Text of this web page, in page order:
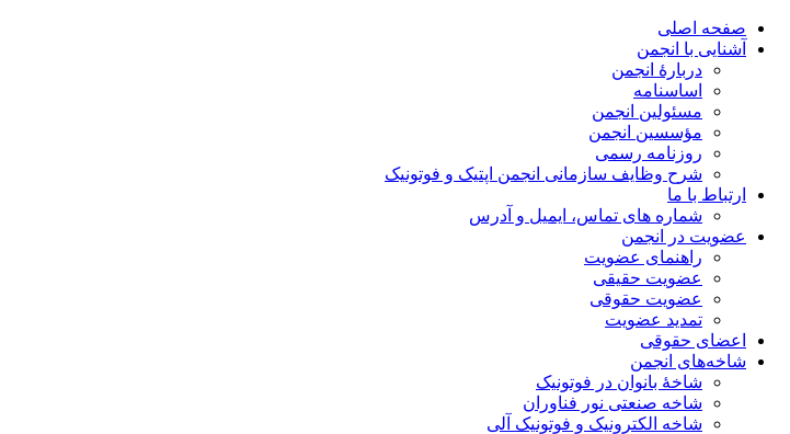
صفحه اصلی
آشنایی با انجمن
دربارۀ انجمن
اساسنامه
مسئولین انجمن
مؤسسین انجمن
روزنامه رسمی
شرح وظایف سازمانی انجمن اپتیک و فوتونیک
ارتباط با ما
شماره های تماس، ایمیل و آدرس
عضویت در انجمن
راهنمای عضویت
عضویت حقیقی
عضویت حقوقی
تمدید عضویت
اعضای حقوقی
شاخه‌های انجمن
شاخۀ بانوان در فوتونیک
شاخه صنعتی نور فناوران
شاخه‌ الکترونیک و فوتونیک آلی